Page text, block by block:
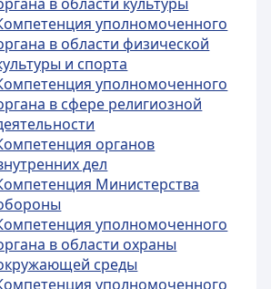
уполномоченного
в области физической
и спорта
уполномоченного
в сфере религиозной
органов
дел
Министерства
уполномоченного
в области охраны
среды
уполномоченного